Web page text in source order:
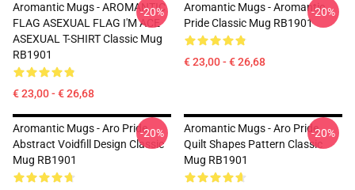
Aromantic Mugs - AROMANTIC
FLAG ASEXUAL FLAG I'M ACE
ASEXUAL T-SHIRT Classic Mug
RB1901
€ 23,00 - € 26,68
-20%
Aromantic Mugs - Aromantic
Pride Classic Mug RB1901
€ 23,00 - € 26,68
-20%
Aromantic Mugs - Aro Pride
Abstract Voidfill Design Classic
Mug RB1901
-20%
Aromantic Mugs - Aro Pride
Quilt Shapes Pattern Classic
Mug RB1901
-20%